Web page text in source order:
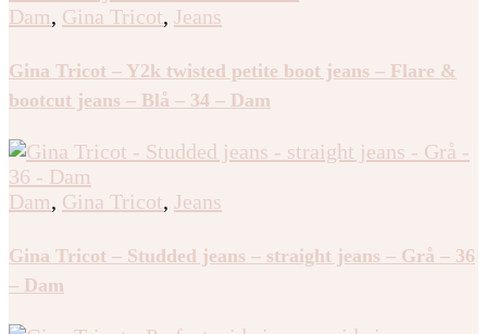
Dam, Gina Tricot, Jeans
Gina Tricot – Y2k twisted petite boot jeans – Flare &
bootcut jeans – Blå – 34 – Dam
Dam, Gina Tricot, Jeans
Gina Tricot – Studded jeans – straight jeans – Grå – 36
– Dam